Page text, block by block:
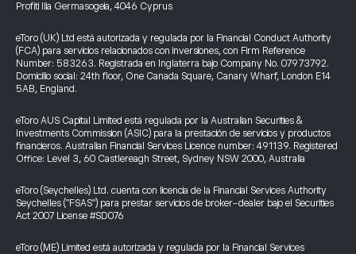
Profiti Ilia Germasogeia, 4046 Cyprus
eToro (UK) Ltd está autorizada y regulada por la Financial Conduct Authority
(FCA) para servicios relacionados con inversiones, con Firm Reference
Number: 583263. Registrada en Inglaterra bajo Company No. 07973792.
Domicilio social: 24th floor, One Canada Square, Canary Wharf, London E14
5AB, England.
eToro AUS Capital Limited está regulada por la Australian Securities &
Investments Commission (ASIC) para la prestación de servicios y productos
financieros. Australian Financial Services Licence number: 491139. Registered
Office: Level 3, 60 Castlereagh Street, Sydney NSW 2000, Australia
eToro (Seychelles) Ltd. cuenta con licencia de la Financial Services Authority
Seychelles ("FSAS") para prestar servicios de broker-dealer bajo el Securities
Act 2007 License #SD076
eToro (ME) Limited está autorizada y regulada por la Financial Services